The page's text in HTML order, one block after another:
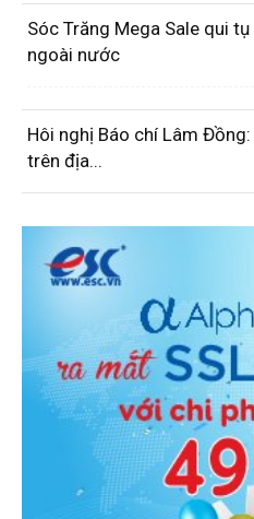
Sóc Trăng Mega Sale qui
ngoài nước
Hôi nghị Báo chí Lâm
trên địa...